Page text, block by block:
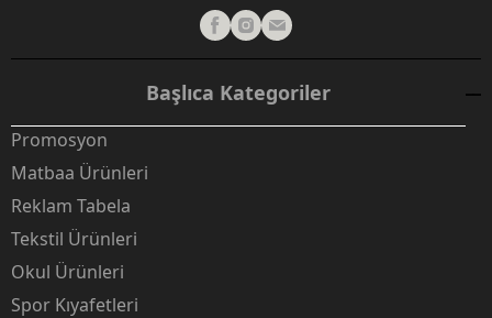
Başlıca Kategoriler
Promosyon
Matbaa Ürünleri
Reklam Tabela
Tekstil Ürünleri
Okul Ürünleri
Spor Kıyafetleri